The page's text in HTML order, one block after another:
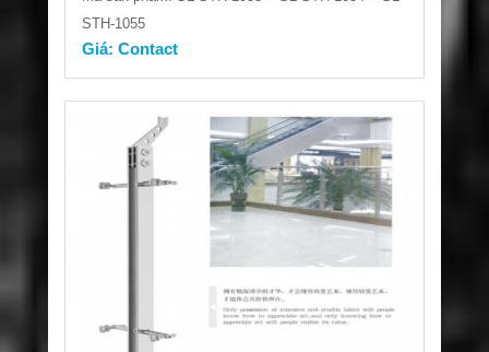
STH-1055
Giá: Contact